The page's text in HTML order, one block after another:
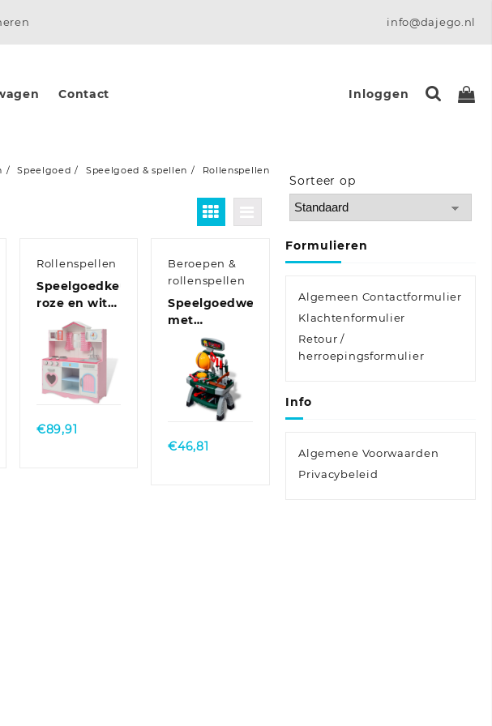
info@dajego.nl
Contact Inloggen
Speelgoed Speelgoed & spellen Rollenspellen
Rollenspellen
Speelgoedkeuken
roze en wit
82x30x100
cm hout
Quick
View
€89,91
Beroepen &
rollenspellen
Speelgoedwerkbank
met
gereedschap
voor
kinderen
kinderkamer
groen + grijs
Quick
View
€46,81
Sorteer op
Sort Products
Formulieren
Algemeen Contactformulier
Klachtenformulier
Retour /
herroepingsformulier
Info
Algemene Voorwaarden
Privacybeleid